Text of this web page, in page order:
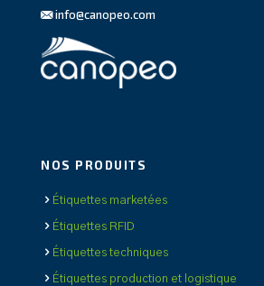
info@canopeo.com
NOS PRODUITS
Étiquettes marketées
Étiquettes RFID
Étiquettes techniques
Étiquettes production et logistique